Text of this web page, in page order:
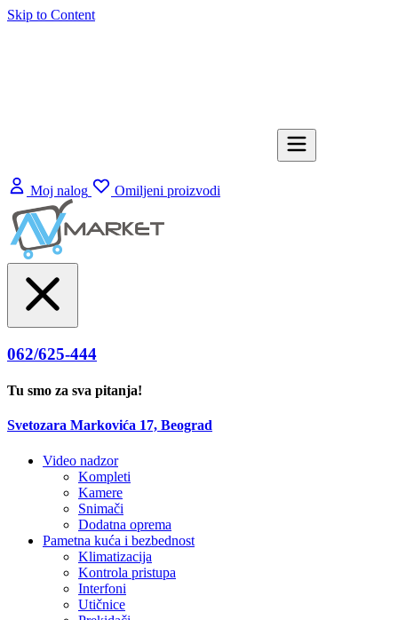
Skip to Content
Moj nalog Omiljeni proizvodi
062/625-444
Tu smo za sva pitanja!
Svetozara Markovića 17, Beograd
Video nadzor
Kompleti
Kamere
Snimači
Dodatna oprema
Pametna kuća i bezbednost
Klimatizacija
Kontrola pristupa
Interfoni
Utičnice